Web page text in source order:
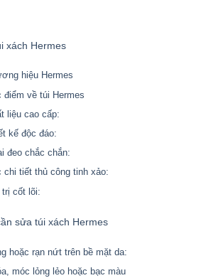
xách Hermes
hiệu Hermes
điểm về túi Hermes
liệu cao cấp:
kế độc đáo:
đeo chắc chắn:
chi tiết thủ công tinh xảo:
trị cốt lõi:
sửa túi xách Hermes
hoặc rạn nứt trên bề mặt da:
móc lỏng lẻo hoặc bạc màu